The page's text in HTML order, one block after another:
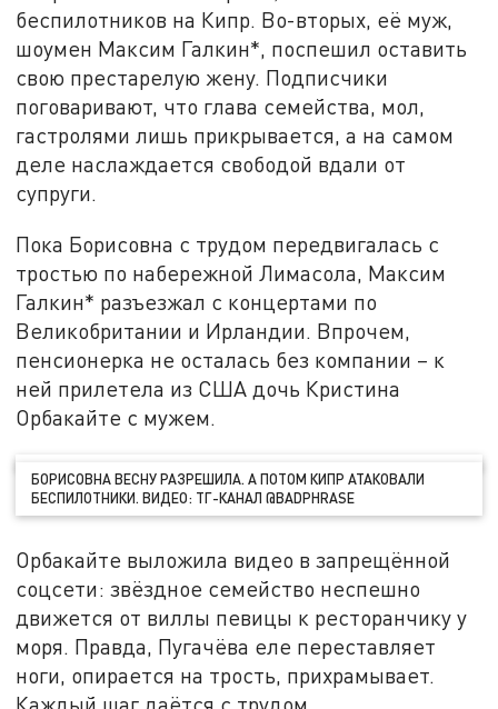
беспилотников на Кипр. Во-вторых, её муж,
шоумен Максим Галкин*, поспешил оставить
свою престарелую жену. Подписчики
поговаривают, что глава семейства, мол,
гастролями лишь прикрывается, а на самом
деле наслаждается свободой вдали от
супруги.
Пока Борисовна с трудом передвигалась с
тростью по набережной Лимасола, Максим
Галкин* разъезжал с концертами по
Великобритании и Ирландии. Впрочем,
пенсионерка не осталась без компании – к
ней прилетела из США дочь Кристина
Орбакайте с мужем.
БОРИСОВНА ВЕСНУ РАЗРЕШИЛА. А ПОТОМ КИПР АТАКОВАЛИ
БЕСПИЛОТНИКИ. ВИДЕО: ТГ-КАНАЛ @BADPHRASE
Орбакайте выложила видео в запрещённой
соцсети: звёздное семейство неспешно
движется от виллы певицы к ресторанчику у
моря. Правда, Пугачёва еле переставляет
ноги, опирается на трость, прихрамывает.